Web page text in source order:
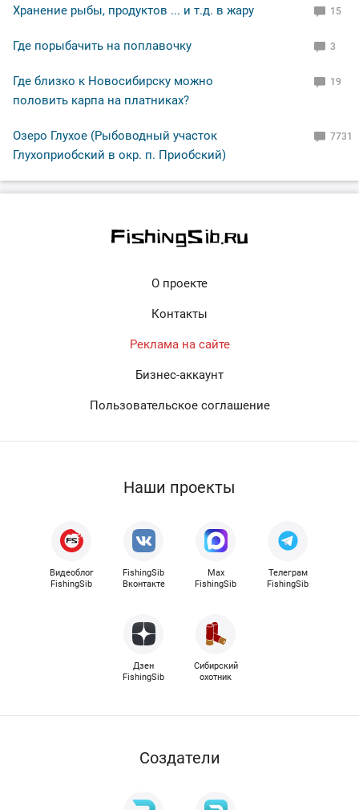
Хранение рыбы, продуктов ... и т.д. в жару 15
Где порыбачить на поплавочку 3
Где близко к Новосибирску можно
половить карпа на платниках?
19
Озеро Глухое (Рыбоводный участок
Глухоприобский в окр. п. Приобский)
7731
О проекте
Контакты
Реклама на сайте
Бизнес-аккаунт
Пользовательское соглашение
Наши проекты
Видеоблог
FishingSib
FishingSib
Вконтакте
Max
FishingSib
Телеграм
FishingSib
Дзен
FishingSib
Сибирский
охотник
Cоздатели